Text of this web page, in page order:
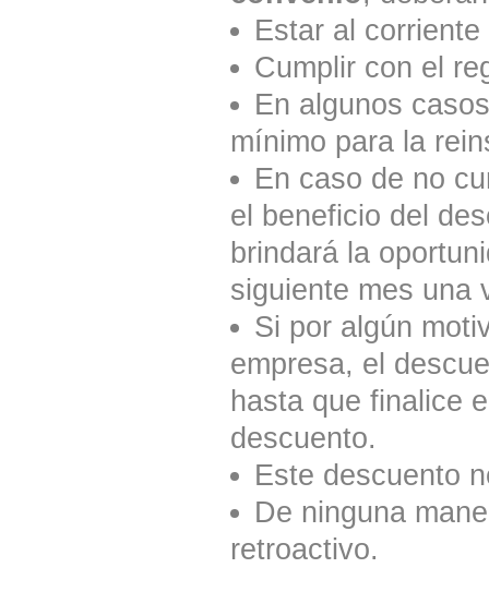
Estar al
Cumplir con el
En algunos
mínimo para la
En caso de no
el beneficio del
brindará la
siguiente mes una
Si por algún
empresa, el
hasta que finalice
descuento.
Este descuento
De ninguna
retroactivo.